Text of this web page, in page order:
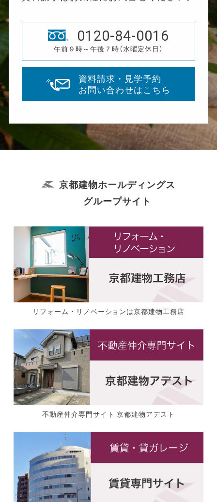
0120-84-0016
午前９時～午後７時（水曜定休日）
資料請求・見学予約
お問い合わせはこちら
京都建物ホールディングス
グループサイト
リフォーム・リノベーションは京都建物工務店
不動産仲介専門サイト 京都建物アデスト